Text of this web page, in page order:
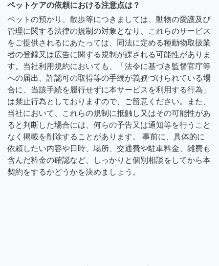
ペットケアの依頼における注意点は？
ペットの預かり、散歩等につきましては、動物の愛護及び
管理に関する法律の規制の対象となり、これらのサービス
をご提供されるにあたっては、同法に定める種動物取扱業
者の登録又は広告に関する規制が課される可能性がありま
す。当社利用規約においても、「法令に基づき監督官庁等
への届出、許認可の取得等の手続が義務づけられている場
合に、当該手続を履行せずに本サービスを利用する行為」
は禁止行為としておりますので、ご留意ください。また、
当社において、これらの規制に抵触し又はその可能性があ
ると判断した場合には、何らの予告又は通知等を行うこと
なく掲載を削除することがあります。 事前に、具体的に
依頼したい内容や日時、場所、交通費や駐車料金、雑費も
含んだ料金の確認など、しっかりと個別相談をしてから本
契約をするかどうかを決めましょう。